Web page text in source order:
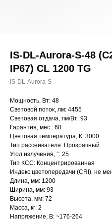
IS-DL-Aurora-S-48
IP67) CL 1200 TG
IS-DL-Aurora-S
Мощность, Вт: 48
Световой поток, лм: 4455
Световая отдача, лм/Вт: 93
Гарантия, мес.: 60
Цветовая температура, К: 3000
Тип рассеивателя: Прозрачный
Угол излучения, °: 25
Тип КСС: Концентрированная
Индекс цветопередачи (CRI), не
Длина, мм: 1200
Ширина, мм: 93
Высота, мм: 72
Масса, кг: 2
Напряжение, В: ~176-264